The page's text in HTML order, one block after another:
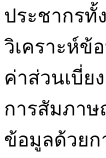
ประชากรทั้
วิเคราะห์ข้
ค่าส่วนเบี่ย
การสัมภา
ข้อมูลด้วยก